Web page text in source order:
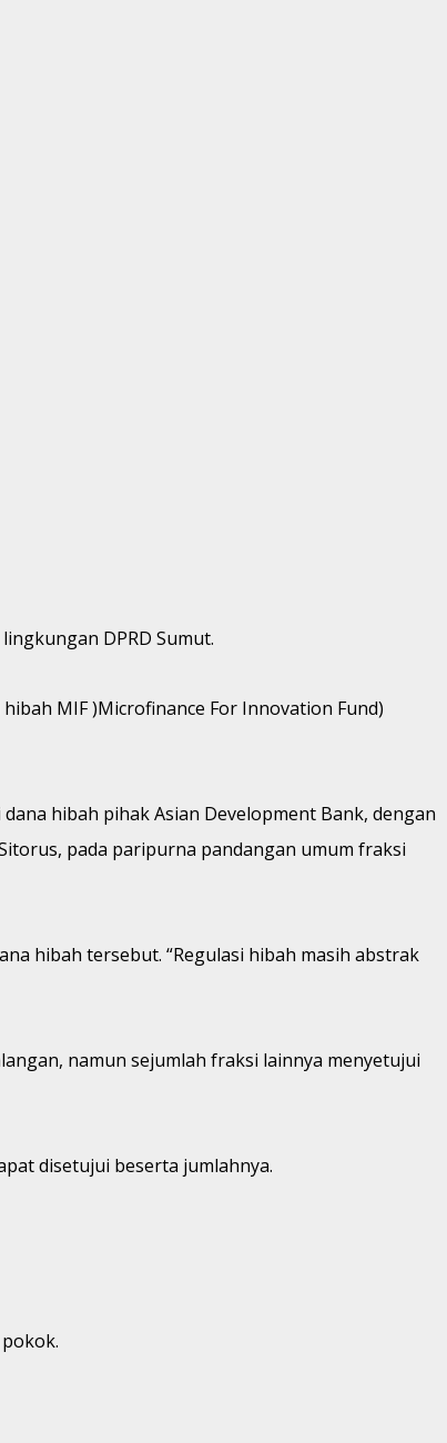
DPRD Sumut.
MIF )Microfinance For Innovation Fund)
hibah pihak Asian Development Bank, dengan
pada paripurna pandangan umum fraksi
hibah tersebut. “Regulasi hibah masih abstrak
namun sejumlah fraksi lainnya menyetujui
disetujui beserta jumlahnya.